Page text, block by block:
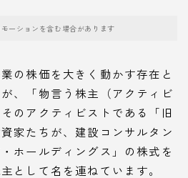
ーションを含む場合があります
の株価を大きく動かす存在と
、「物言う株主（アクティビ
のアクティビストである「旧
家たちが、建設コンサルタン
ホールディングス」の株式を
として名を連ねています。